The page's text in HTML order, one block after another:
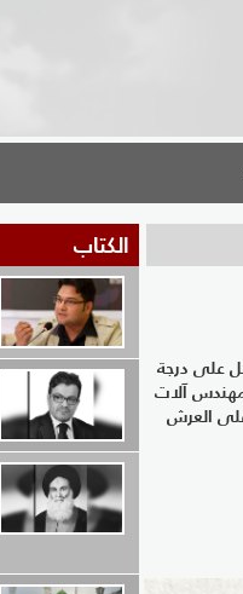
حاصل على درجة
آلات
العرش
الكتاب